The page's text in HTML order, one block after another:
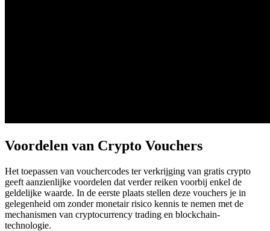
Voordelen van Crypto Vouchers
Het toepassen van vouchercodes ter verkrijging van gratis crypto
geeft aanzienlijke voordelen dat verder reiken voorbij enkel de
geldelijke waarde. In de eerste plaats stellen deze vouchers je in
gelegenheid om zonder monetair risico kennis te nemen met de
mechanismen van cryptocurrency trading en blockchain-
technologie.